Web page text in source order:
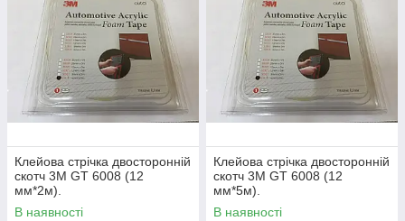
Клейова стрічка двосторонній
скотч 3М GT 6008 (12
мм*2м).
В наявності
Клейова стрічка двосторонній
скотч 3М GT 6008 (12
мм*5м).
В наявності